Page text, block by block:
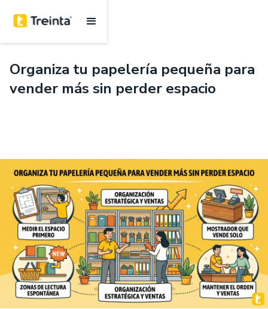
Organiza tu papelería pequeña para
vender más sin perder espacio